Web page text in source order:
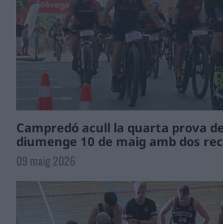
Campredó acull la quarta prova
diumenge 10 de maig amb dos
09 maig 2026